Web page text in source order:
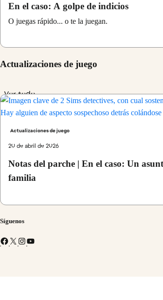
En el caso: A golpe de indicios
O juegas rápido... o te la juegan.
Actualizaciones de juego
Ver todo
Actualizaciones de juego
20 de abril de 2026
Notas del parche | En el caso: Un
familia
Síguenos